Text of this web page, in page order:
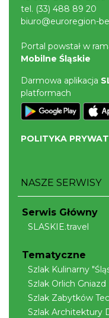
tel. (33) 488 89 20
biuro@euroregion-
Portal powstał w
Mobilne Śląskie
Darmowa aplikacja
platformach
POLITYKA
NASZE SERWISY
Serwis Główny
SLASKIE.travel
Tematyczne
Szlak Kulinarny
Szlak Orlich Gniazd
Szlak Zabytków
Szlak Architektury